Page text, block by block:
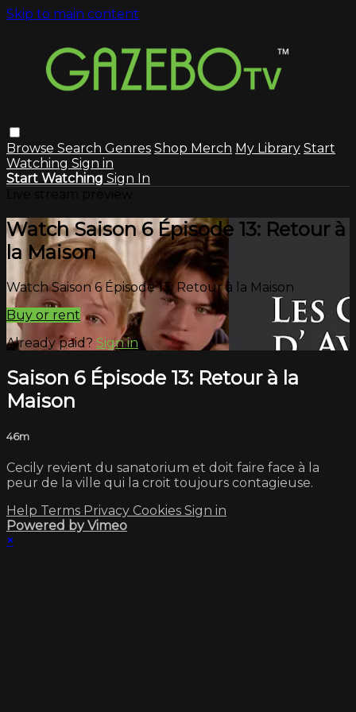
Skip to main content
Browse Search Genres Shop Merch My Library Start
Watching Sign in
Start Watching Sign In
Watch Saison 6 Épisode 13: Retour à
la Maison
Watch Saison 6 Épisode 13: Retour à la Maison
Buy or rent
Already paid? Sign in
Saison 6 Épisode 13: Retour à la
Maison
46m
Cecily revient du sanatorium et doit faire face à la
peur de la ville qui la croit toujours contagieuse.
Help Terms Privacy Cookies Sign in
Powered by Vimeo
×